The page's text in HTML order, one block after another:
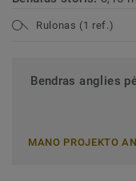
Rulonas (1 ref.)
Bendras anglies
MANO PROJEKTO